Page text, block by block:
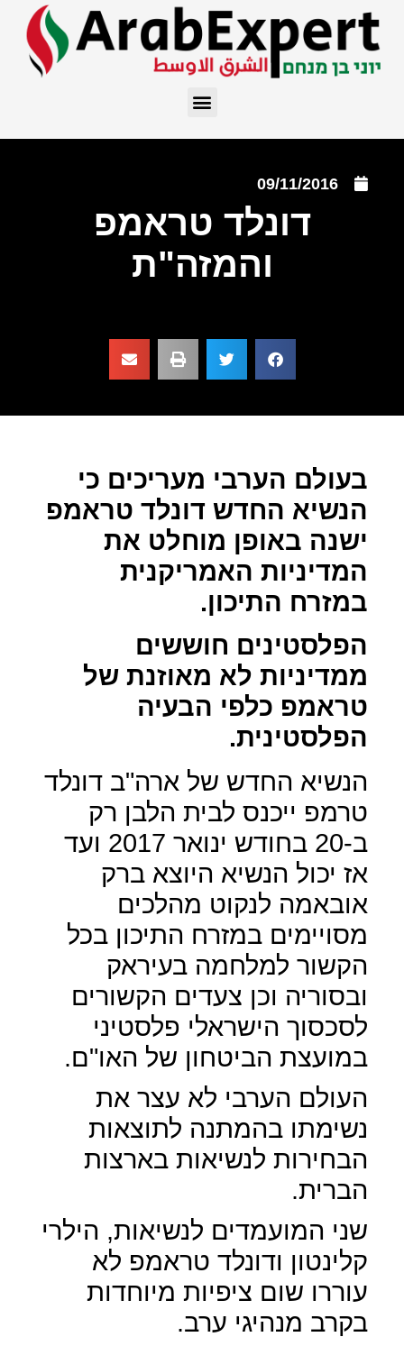
09/11/2016
דונלד טראמפ
והמזה"ת
בעולם הערבי מעריכים כי
הנשיא החדש דונלד טראמפ
ישנה באופן מוחלט את
המדיניות האמריקנית
במזרח התיכון.
הפלסטינים חוששים
ממדיניות לא מאוזנת של
טראמפ כלפי הבעיה
הפלסטינית.
הנשיא החדש של ארה"ב דונלד
טרמפ ייכנס לבית הלבן רק
ב-20 בחודש ינואר 2017 ועד
אז יכול הנשיא היוצא ברק
אובאמה לנקוט מהלכים
מסויימים במזרח התיכון בכל
הקשור למלחמה בעיראק
ובסוריה וכן צעדים הקשורים
לסכסוך הישראלי פלסטיני
במועצת הביטחון של האו"ם.
העולם הערבי לא עצר את
נשימתו בהמתנה לתוצאות
הבחירות לנשיאות בארצות
הברית.
שני המועמדים לנשיאות, הילרי
קלינטון ודונלד טראמפ לא
עוררו שום ציפיות מיוחדות
בקרב מנהיגי ערב.